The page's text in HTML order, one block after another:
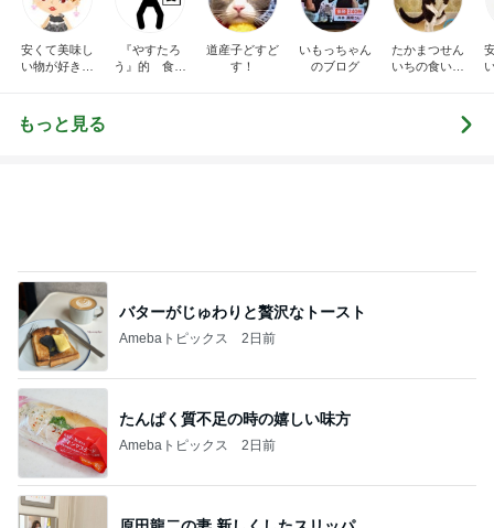
安くて美味し
い物が好き☆
『やすたろ
う』的 食の
道産子どすど
す！
いもっちゃん
のブログ
たかまつせん
いちの食い散
もっと見る
たんぱく質不足の時の嬉しい味方
Amebaトピックス 2日前
原田龍二の妻 新しくしたスリッパ
Amebaトピックス 2日前